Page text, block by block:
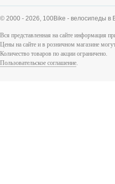
© 2000 - 2026, 100Bike - велосипеды в
Вся представленная на сайте информация
Цены на сайте и в розничном магазине
Количество товаров по акции ограничено.
Пользовательское соглашение.